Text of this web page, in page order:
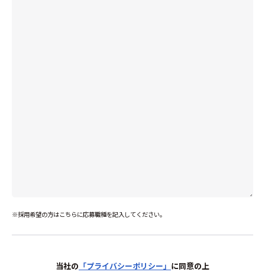
※採用希望の方はこちらに応募職種を記入してください。
当社の 「プライバシーポリシー」 に同意の上